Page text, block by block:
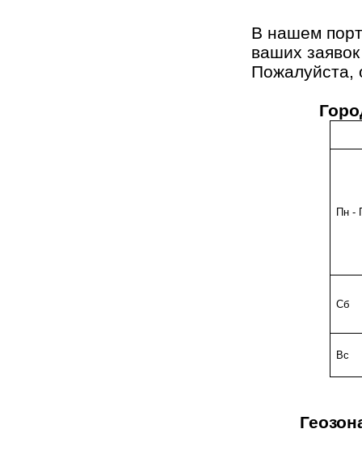
В нашем
ваших
Пожалуйста,
Пн -
Сб
Вс